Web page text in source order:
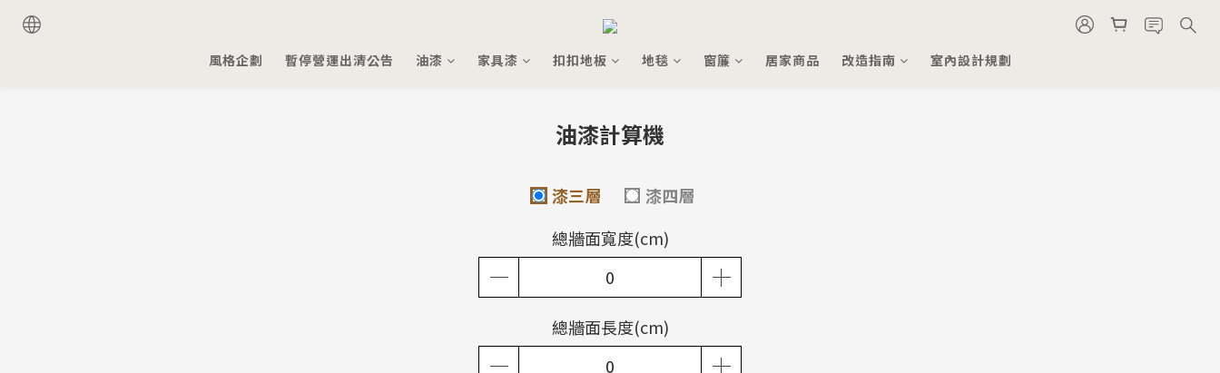
風格企劃 暫停營運出清公告 油漆 家具漆 扣扣地板 地毯 窗簾 居家商品 改造指南 室內設計規劃
油漆計算機
漆三層
漆四層
總牆面寬度(cm)
總牆面長度(cm)